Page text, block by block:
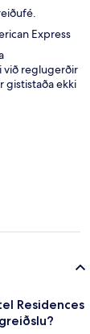
Express
við reglugerðir
gististaða ekki
Residences